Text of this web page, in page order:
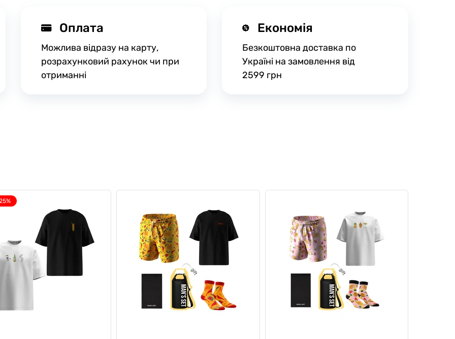
Оплата
Можлива відразу на карту,
розрахунковий рахунок чи при
отриманні
Економія
Безкоштовна доставка по
Україні на замовлення від
2599 грн